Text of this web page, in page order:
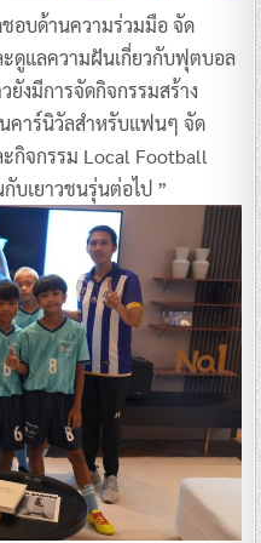
ชอบด้านความร่วมมือ จัด
ดูแลความฝันเกี่ยวกับฟุตบอล
งมีการจัดกิจกรรมสร้าง
คาร์นิวัลสำหรับแฟนๆ จัด
กิจกรรม Local Football
บเยาวชนรุ่นต่อไป ”